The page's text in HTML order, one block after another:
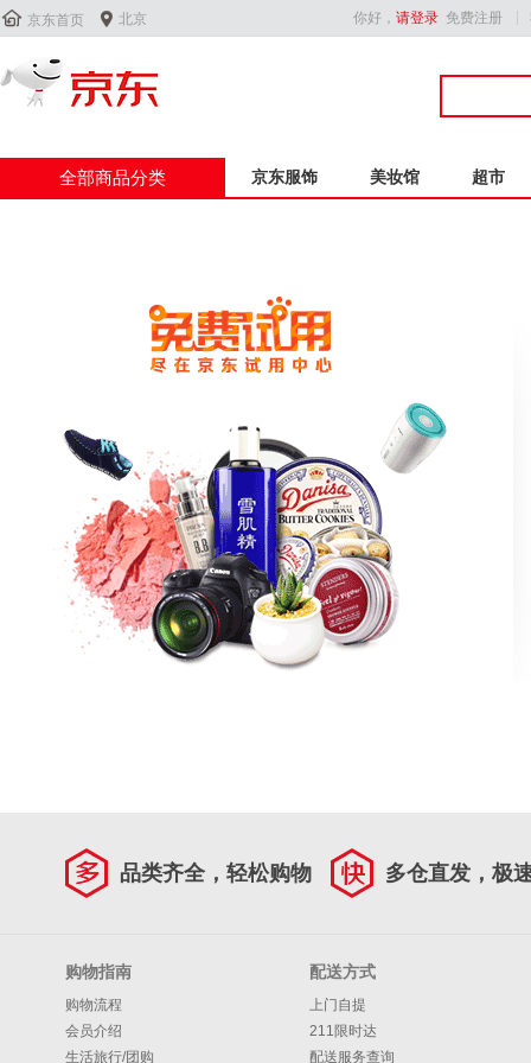
 京东首页  北京 你好， 请登录 免费注册
全部商品分类 京东服饰 美妆馆 超市
品类齐全，轻松购物 多仓直发，极
购物指南
购物流程
会员介绍
生活旅行/团购
配送方式
上门自提
211限时达
配送服务查询